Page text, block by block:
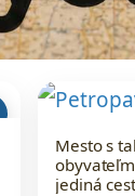
Mesto s
jediná